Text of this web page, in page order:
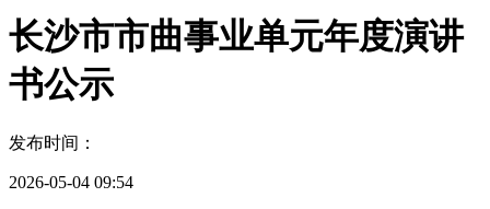
长沙市市曲事业单元年度演讲
书公示
发布时间：
2026-05-04 09:54